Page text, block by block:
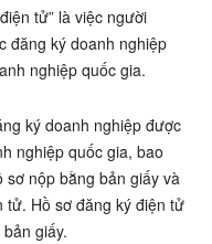
tử” là việc người
đăng ký doanh nghiệp
nghiệp quốc gia.
ký doanh nghiệp được
nghiệp quốc gia, bao
nộp bằng bản giấy và
tử. Hồ sơ đăng ký điện tử
giấy.